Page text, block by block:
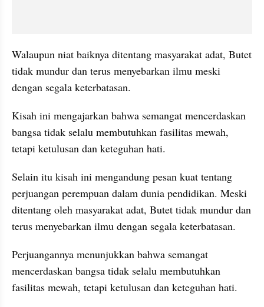
Walaupun niat baiknya ditentang masyarakat adat, Butet
tidak mundur dan terus menyebarkan ilmu meski
dengan segala keterbatasan.
Kisah ini mengajarkan bahwa semangat mencerdaskan
bangsa tidak selalu membutuhkan fasilitas mewah,
tetapi ketulusan dan keteguhan hati.
Selain itu kisah ini mengandung pesan kuat tentang
perjuangan perempuan dalam dunia pendidikan. Meski
ditentang oleh masyarakat adat, Butet tidak mundur dan
terus menyebarkan ilmu dengan segala keterbatasan.
Perjuangannya menunjukkan bahwa semangat
mencerdaskan bangsa tidak selalu membutuhkan
fasilitas mewah, tetapi ketulusan dan keteguhan hati.